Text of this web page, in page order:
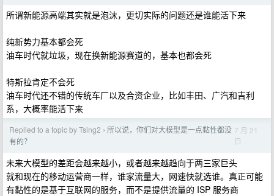
所谓新能源高端其实就是泡沫，更切实际的问题还是谁能活下来
纯新势力基本都会死
油车时代就垃圾，现在换新能源赛道的，基本也都会死
特斯拉肯定不会死
油车时代还不错的传统车厂以及合资企业，比如丰田、广汽和吉利
系，大概率能活下来
Replied to a topic by Tsing2 › 所以说，你们对大模型是一点黏性都没
有的？
7 月 21
日
未来大模型的差距会越来越小，或者越来越趋向于两三家巨头
就和现在的移动运营商一样，谁家流量大，网速快就选谁。真正可能
有黏性的是基于互联网的服务，而不是提供流量的 ISP 服务商